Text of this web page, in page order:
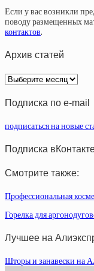
Если у вас возникли
поводу размещенных
контактов.
Архив статей
Архив
статей
Подписка по e-mail
подписаться на новые
Подписка
Смотрите также:
Профессиональная
Горелка для
Лучшее на
Шторы и занавески на